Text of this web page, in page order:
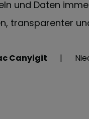
und Daten
transparenter
Canyigit